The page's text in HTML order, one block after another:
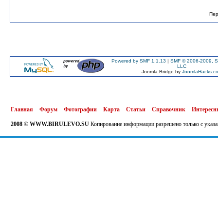
Powered by SMF 1.1.13 | SMF © 2006-2009,
LLC
Joomla Bridge by
Главная Форум Фотографии Карта Статьи Справочник
2008 © WWW.BIRULEVO.SU Копирование информации разрешено только с